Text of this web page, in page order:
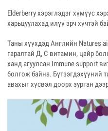
Elderberry хэрэглэдэг хүмүүс
харьцуулахад илүү эрч хүчтэй
Таны хүүхдэд Английн Natures
гаралтай Д, С витамин, цайр
ханд агуулсан Immune support
болгож байна. Бүтээгдэхүүний
авахыг хүсвэл доорх зурган